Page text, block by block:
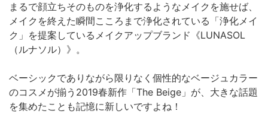
まるで顔立ちそのものを浄化するようなメイクを施せば、
メイクを終えた瞬間こころまで浄化されている「浄化メイ
ク」を提案しているメイクアップブランド《LUNASOL
（ルナソル）》。
ベーシックでありながら限りなく個性的なベージュカラー
のコスメが揃う2019春新作「The Beige」が、大きな話題
を集めたことも記憶に新しいですよね！